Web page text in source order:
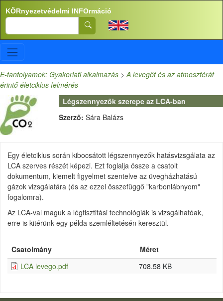
Ugrás a tartalomra
KÖRnyezetvédelmi INFOrmáció
Search
E-tanfolyamok: Gyakorlati alkalmazás >A levegőt és az atmoszférát
érintő életciklus felmérés
Légszennyezők szerepe az LCA-ban
Szerző: Sára Balázs
Egy életciklus során kibocsátott légszennyezők hatásvizsgálata az
LCA szerves részét képezi. Ezt foglalja össze a csatolt
dokumentum, kiemelt figyelmet szentelve az üvegházhatású
gázok vizsgálatára (és az ezzel összefüggő "karbonlábnyom"
fogalomra).
Az LCA-val maguk a légtisztitási technológiák is vizsgálhatóak,
erre is kitérünk egy példa szemléltetésén keresztül.
Csatolmány
Méret
LCA levego.pdf
708.58 KB